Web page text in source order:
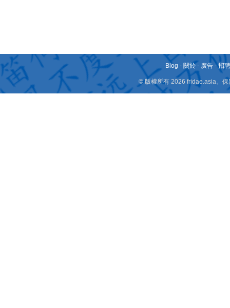
Blog - 關於 - 廣告 -招
© 版權所有 2026 fridae.asia。